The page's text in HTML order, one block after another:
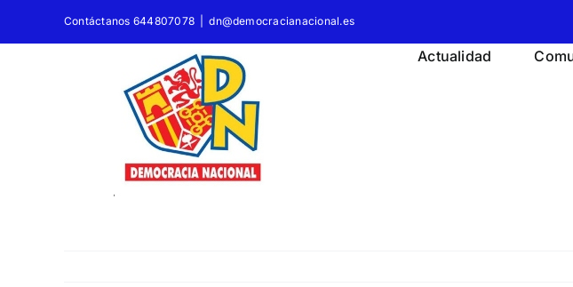
Contáctanos 644807078 dn@democracianacional.es
Actualidad